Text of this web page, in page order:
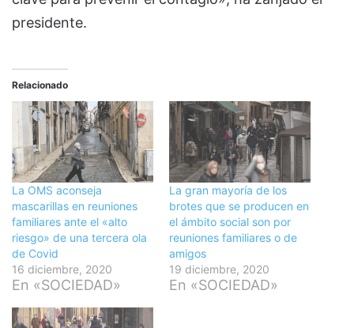
presidente.
Relacionado
La OMS aconseja
mascarillas en reuniones
familiares ante el «alto
riesgo» de una tercera ola
de Covid
16 diciembre, 2020
En «SOCIEDAD»
La gran mayoría de los
brotes que se producen en
el ámbito social son por
reuniones familiares o de
amigos
19 diciembre, 2020
En «SOCIEDAD»